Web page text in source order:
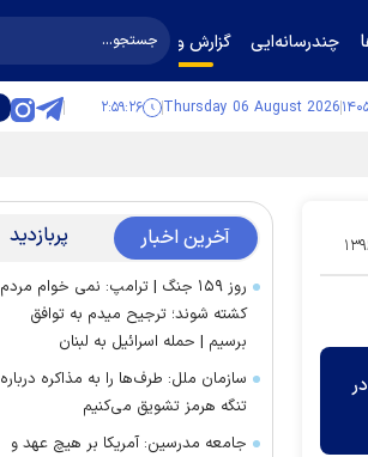
چندرسانه‌ایی گزارش و گفت‌وگو
Thursday 06 August 2026 ۲:۵۹:۲۷
۰۵ آخرین اخبار پربازدید
روز ۱۵۹ جنگ | ترامپ: نمی خوام مردم
کشته شوند؛ ترجیح میدم به توافق
برسیم | حمله اسرائیل به لبنان
سازمان ملل: طرف‌ها را به مذاکره درباره
تنگه هرمز تشویق می‌کنیم
جامعه مدرسین: آمریکا بر هیچ عهد و